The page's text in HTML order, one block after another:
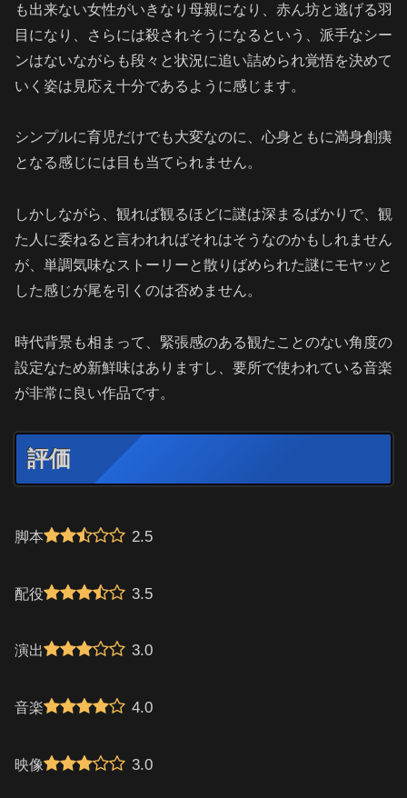
も出来ない女性がいきなり母親になり、赤ん坊と逃げる羽
目になり、さらには殺されそうになるという、派手なシー
ンはないながらも段々と状況に追い詰められ覚悟を決めて
いく姿は見応え十分であるように感じます。
シンプルに育児だけでも大変なのに、心身ともに満身創痍
となる感じには目も当てられません。
しかしながら、観れば観るほどに謎は深まるばかりで、観
た人に委ねると言われればそれはそうなのかもしれません
が、単調気味なストーリーと散りばめられた謎にモヤッと
した感じが尾を引くのは否めません。
時代背景も相まって、緊張感のある観たことのない角度の
設定なため新鮮味はありますし、要所で使われている音楽
が非常に良い作品です。
評価
脚本 2.5
配役 3.5
演出 3.0
音楽 4.0
映像 3.0